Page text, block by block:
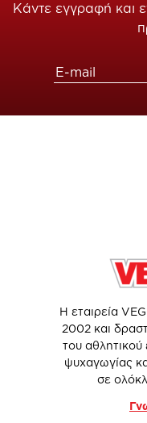
Κάντε εγγραφή και
Η εταιρεία
2002 και
του
ψυχαγωγίας
σε